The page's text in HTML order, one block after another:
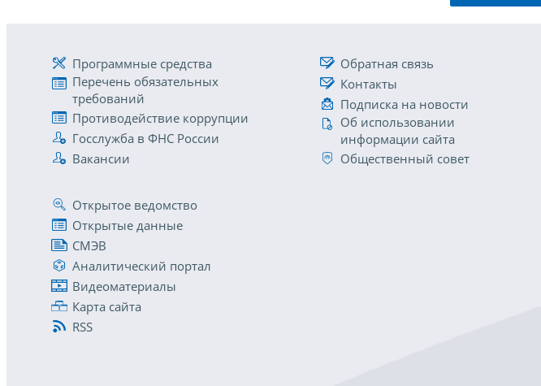
Программные средства
Перечень обязательных
требований
Противодействие коррупции
Госслужба в ФНС России
Вакансии
Обратная связь
Контакты
Подписка на новости
Об использовании
информации сайта
Общественный совет
Открытое ведомство
Открытые данные
СМЭВ
Аналитический портал
Видеоматериалы
Карта сайта
RSS